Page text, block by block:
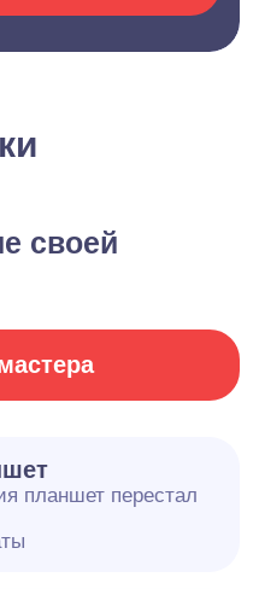
своей
планшет перестал